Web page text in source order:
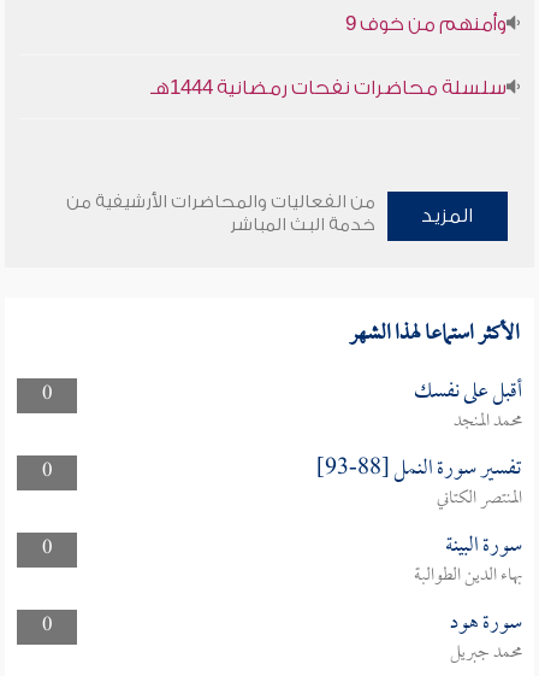
وأمنهم من خوف 9
سلسلة محاضرات نفحات رمضانية 1444هـ
المزيد
من الفعاليات والمحاضرات الأرشيفية من
خدمة البث المباشر
الأكثر استماعا لهذا الشهر
0 أقبل على نفسك
محمد المنجد
0
تفسير سورة النمل [88-93]
المنتصر الكتاني
0
سورة البينة
بهاء الدين الطوالبة
0
سورة هود
محمد جبريل